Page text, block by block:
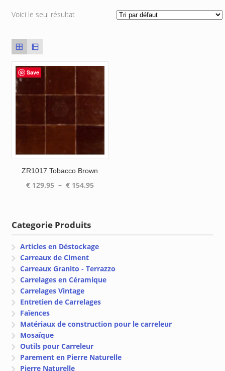
Voici le seul résultat
Save
ZR1017 Tobacco Brown
€129.95 – €154.95Plage
Categorie Produits
Articles en Déstockage
Carreaux de Ciment
Carreaux Granito - Terrazzo
Carrelages en Céramique
Carrelages Vintage
Entretien de Carrelages
Faïences
Matériaux de construction pour le carreleur
Mosaïque
Outils pour Carreleur
Parement en Pierre Naturelle
Pierre Naturelle